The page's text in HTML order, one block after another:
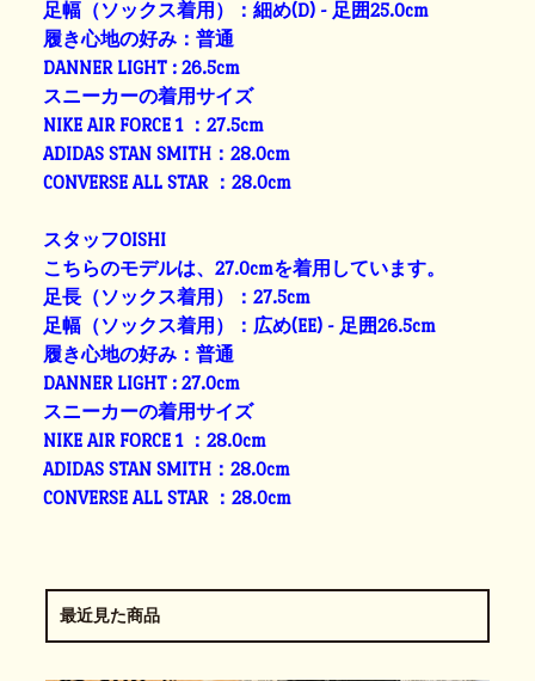
足幅（ソックス着用）：細め(D) - 足囲25.0cm
履き心地の好み：普通
DANNER LIGHT : 26.5cm
スニーカーの着用サイズ
NIKE AIR FORCE 1 ：27.5cm
ADIDAS STAN SMITH：28.0cm
CONVERSE ALL STAR ：28.0cm
スタッフOISHI
こちらのモデルは、27.0cmを着用しています。
足長（ソックス着用）：27.5cm
足幅（ソックス着用）：広め(EE) - 足囲26.5cm
履き心地の好み：普通
DANNER LIGHT : 27.0cm
スニーカーの着用サイズ
NIKE AIR FORCE 1 ：28.0cm
ADIDAS STAN SMITH：28.0cm
CONVERSE ALL STAR ：28.0cm
最近見た商品